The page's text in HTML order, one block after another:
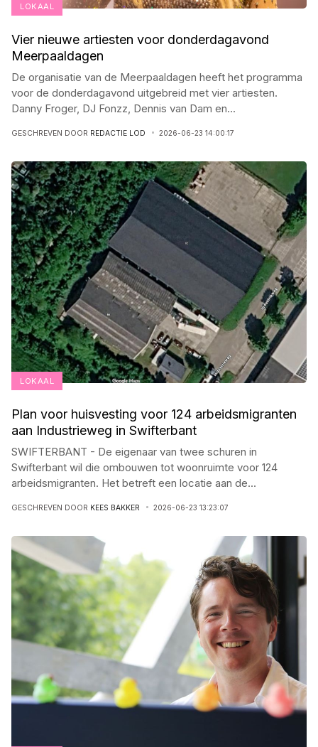
LOKAAL
Vier nieuwe artiesten voor donderdagavond
Meerpaaldagen
De organisatie van de Meerpaaldagen heeft het programma
voor de donderdagavond uitgebreid met vier artiesten.
Danny Froger, DJ Fonzz, Dennis van Dam en...
GESCHREVEN DOOR REDACTIE LOD 2026-06-23 14:00:17
LOKAAL
Plan voor huisvesting voor 124 arbeidsmigranten
aan Industrieweg in Swifterbant
SWIFTERBANT - De eigenaar van twee schuren in
Swifterbant wil die ombouwen tot woonruimte voor 124
arbeidsmigranten. Het betreft een locatie aan de...
GESCHREVEN DOOR KEES BAKKER 2026-06-23 13:23:07